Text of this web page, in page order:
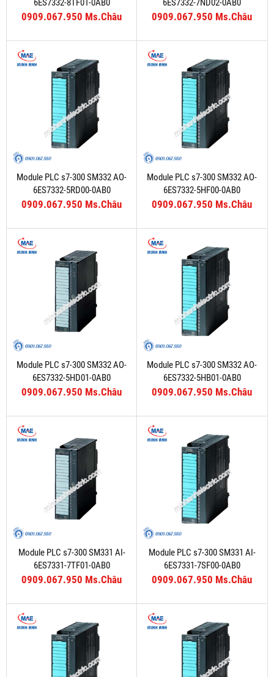
6ES7332-8TF01-0AB0
0909.067.950 Ms.Châu
6ES7332-7ND02-0AB0
0909.067.950 Ms.Châu
Module PLC s7-300 SM332 AO-
6ES7332-5RD00-0AB0
0909.067.950 Ms.Châu
Module PLC s7-300 SM332 AO-
6ES7332-5HF00-0AB0
0909.067.950 Ms.Châu
Module PLC s7-300 SM332 AO-
6ES7332-5HD01-0AB0
0909.067.950 Ms.Châu
Module PLC s7-300 SM332 AO-
6ES7332-5HB01-0AB0
0909.067.950 Ms.Châu
Module PLC s7-300 SM331 AI-
6ES7331-7TF01-0AB0
0909.067.950 Ms.Châu
Module PLC s7-300 SM331 AI-
6ES7331-7SF00-0AB0
0909.067.950 Ms.Châu